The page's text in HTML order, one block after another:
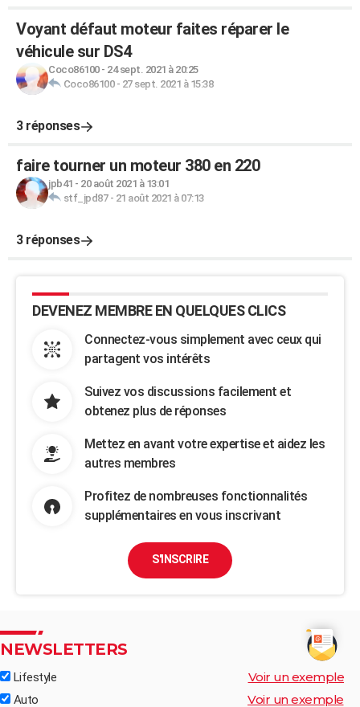
Voyant défaut moteur faites réparer le
véhicule sur DS4
Coco86100- 24 sept. 2021 à 20:25
Coco86100- 27 sept. 2021 à 15:38
3 réponses
faire tourner un moteur 380 en 220
jpb41 - 20 août 2021 à 13:01
stf_jpd87- 21 août 2021 à 07:13
3 réponses
DEVENEZ MEMBRE EN QUELQUES CLICS
Connectez-vous simplement avec ceux qui
partagent vos intérêts
Suivez vos discussions facilement et
obtenez plus de réponses
Mettez en avant votre expertise et aidez les
autres membres
Profitez de nombreuses fonctionnalités
supplémentaires en vous inscrivant
S'INSCRIRE
NEWSLETTERS
Lifestyle Voir un exemple
Auto Voir un exemple